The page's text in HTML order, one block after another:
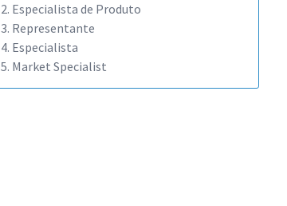
2. Especialista de Produto
3. Representante
4. Especialista
5. Market Specialist